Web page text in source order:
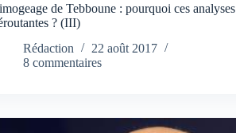
de Tebboune : pourquoi ces analyses
? (III)
Rédaction
22 août 2017
8 commentaires